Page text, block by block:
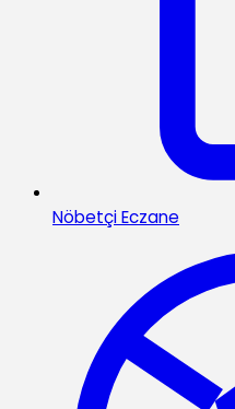
Nöbetçi Eczane